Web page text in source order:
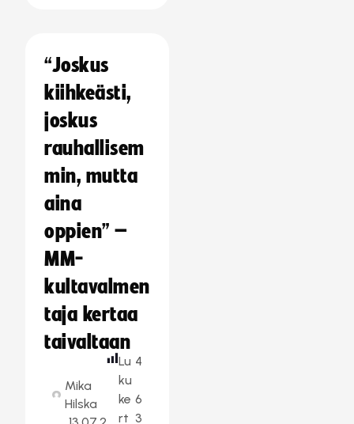
“Joskus
kiihkeästi,
joskus
rauhallisem
min, mutta
aina
oppien” –
MM-
kultavalmen
taja kertaa
taivaltaan
Mika
Hilska
Lu
ku
ke
rt
4
6
3